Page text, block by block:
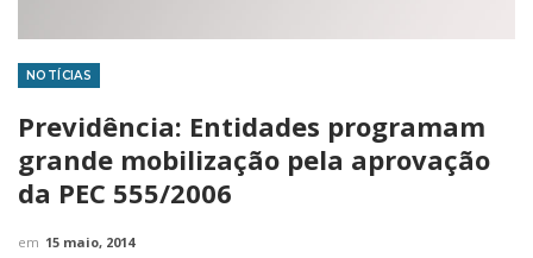
NOTÍCIAS
Previdência: Entidades programam
grande mobilização pela aprovação
da PEC 555/2006
em 15 maio, 2014